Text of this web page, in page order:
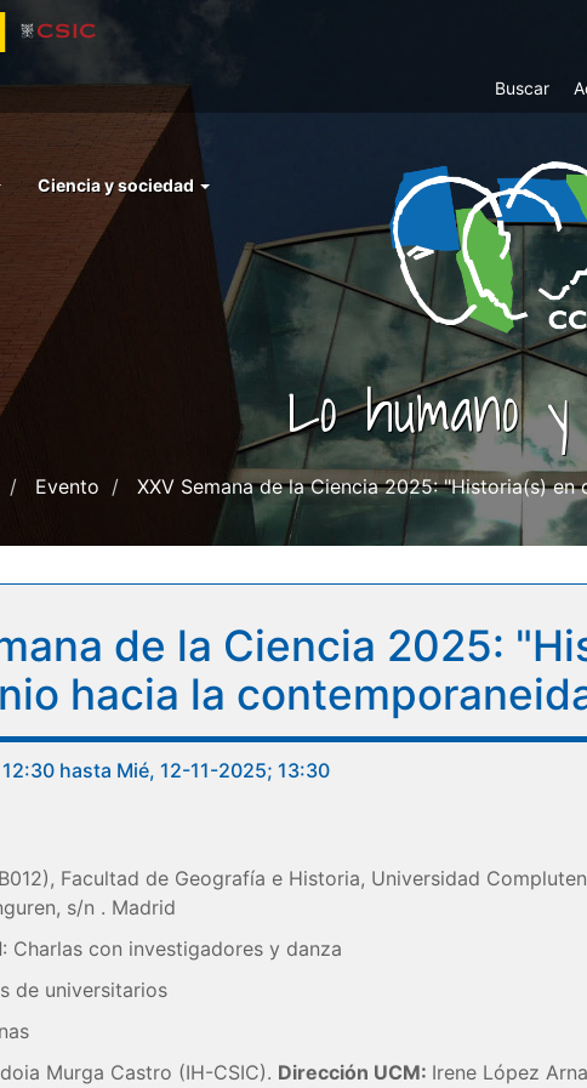
Top
Buscar
Ciencia y sociedad
Lo humano
Evento XXV Semana de la Ciencia 2025: "Historia(s)
de la Ciencia 2025:
hacia la
hasta Mié, 12-11-2025; 13:30
Facultad de Geografía e Historia, Universidad
s/n . Madrid
: Charlas con investigadores y danza
de universitarios
Murga Castro (IH-CSIC). Dirección UCM: Irene López